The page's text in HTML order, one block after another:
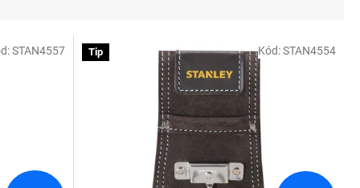
STAN4557 Tip Kód:STAN4554